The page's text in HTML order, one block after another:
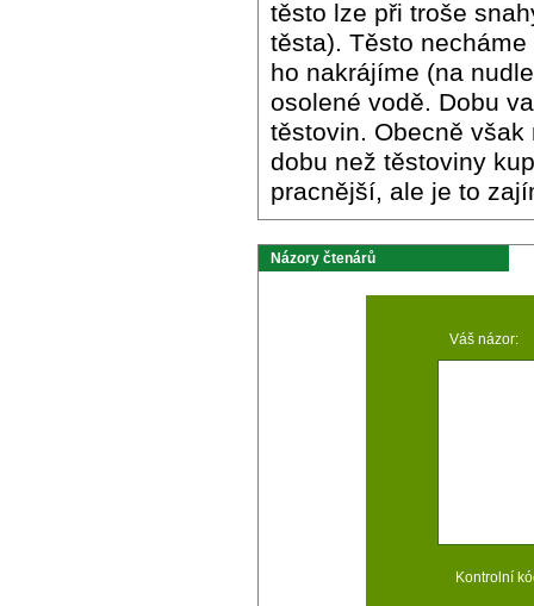
těsto lze při troše
těsta). Těsto
ho nakrájíme (na
osolené vodě. Dobu
těstovin. Obecně
dobu než těstoviny
pracnější, ale je to
Názory čtenárů
Váš názor:
Kontrolní